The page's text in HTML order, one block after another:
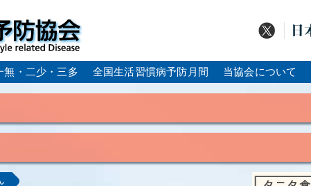
無・二少・三多 全国生活習慣病予防月間 当協会について
病
高尿酸血症／痛風